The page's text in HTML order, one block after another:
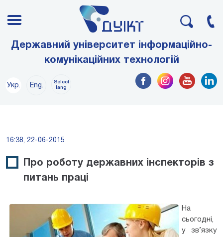
Державний університет інформаційно-
комунікаційних технологій
Укр. Eng.
Select
lang
16:38, 22-06-2015
Про роботу державних інспекторів з
питань праці
На
сьогодні,
у зв’язку